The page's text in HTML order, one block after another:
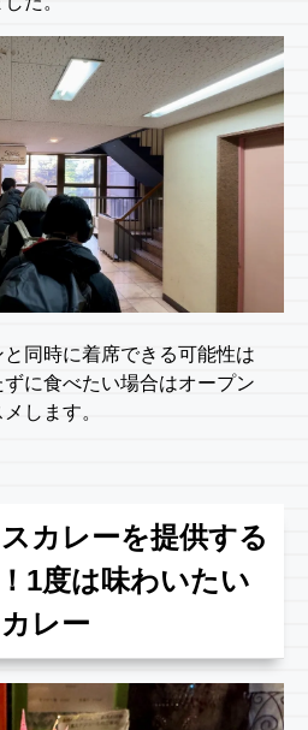
同時に着席できる可能性は
に食べたい場合はオープン
します。
カレーを提供する
1度は味わいたい
レー